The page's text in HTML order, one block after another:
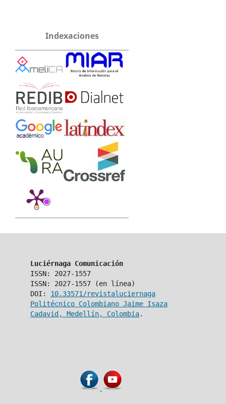
Indexaciones
Luciérnaga Comunicación
ISSN: 2027-1557
ISSN: 2027-1557 (en línea)
DOI: 10.33571/revistaluciernaga
Politécnico Colombiano Jaime Isaza
Cadavid, Medellín, Colombia.